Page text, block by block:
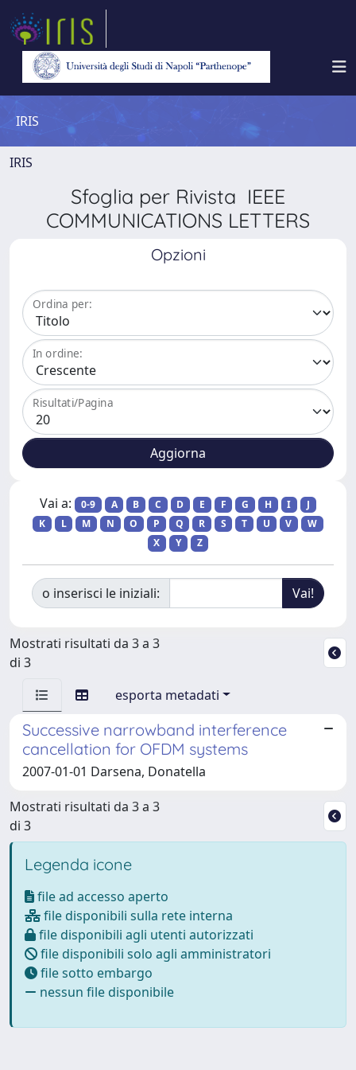
IRIS
IRIS
Sfoglia per Rivista IEEE
COMMUNICATIONS LETTERS
Opzioni
Ordina per:
In ordine:
Risultati/Pagina
Vai a: 0-9 A B C D E F G H I
J
K
L M N O P Q R S T U V
W
X
Y Z
o inserisci le iniziali:
Mostrati risultati da 3 a 3
di 3
esporta metadati
Successive narrowband interference
cancellation for OFDM systems
2007-01-01 Darsena, Donatella
Mostrati risultati da 3 a 3
di 3
Legenda icone
file ad accesso aperto
file disponibili sulla rete interna
file disponibili agli utenti autorizzati
file disponibili solo agli amministratori
file sotto embargo
nessun file disponibile